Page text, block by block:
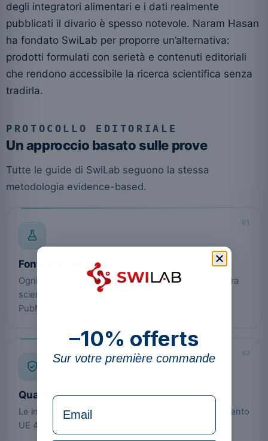
degli integratori alimentari e i dati realmente
pubblicati il divario è spesso notevole. Naram Hasan
ha fondato SwiLab per proporre un’alternativa:
prodotti formulati con serietà e contenuti editoriali
che rendono accessibile la ricerca scientifica senza
tradirla.
PROTOCOLLO EDITORIALE
Un approccio basato sulle prove
Tutte le guide di SwiLab seguono la stessa
metodologia evidence-based.
01
Fonti primarie
Ogni affermazione di fondo è collegata alla letteratura
scientifica: meta-analisi e studi clinici indicizzati su
PubMed.
02
Quadro normativo
Le indicazioni rispettano i pareri dell’EFSA (Regolamento
UE 432/2012) e le raccomandazioni dell’USAV.
–10% offerts
Sur votre première commande
formulaire Email